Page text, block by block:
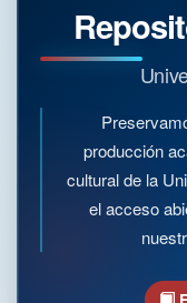
producción
cultural de la
el acceso